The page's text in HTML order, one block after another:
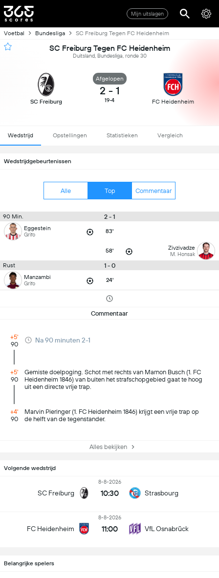
Mijn uitslagen
Voetbal Bundesliga SC Freiburg Tegen FC Heidenheim
SC Freiburg Tegen FC Heidenheim
Duitsland, Bundesliga, ronde 30
SC Freiburg
Afgelopen
2 - 1
19-4 FC Heidenheim
Wedstrijd Opstellingen Statistieken Vergleich
Wedstrijdgebeurtenissen
Alle Top Commentaar
90 Min. 2 - 1
Eggestein
Grifo 83'
58' Zivzivadze
M. Honsak
Rust 1 - 0
Manzambi
Grifo 24'
Commentaar
+5'
90
Na 90 minuten 2-1
+5'
90
Gemiste doelpoging. Schot met rechts van Marnon Busch (1. FC
Heidenheim 1846) van buiten het strafschopgebied gaat te hoog
uit een directe vrije trap.
+4'
90
Marvin Pieringer (1. FC Heidenheim 1846) krijgt een vrije trap op
de helft van de tegenstander.
Alles bekijken
Volgende wedstrijd
SC Freiburg
8-8-2026
10:30 Strasbourg
FC Heidenheim
8-8-2026
11:00 VfL Osnabrück
Belangrijke spelers